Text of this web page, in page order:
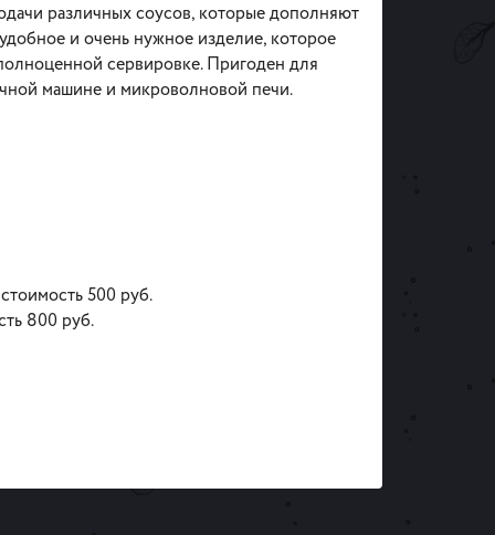
различных соусов, которые дополняют
и очень нужное изделие, которое
сервировке. Пригоден для
машине и микроволновой печи.
500 руб.
800 руб.